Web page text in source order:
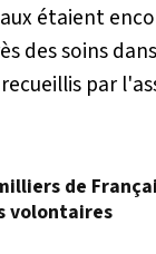
étaient
des soins
par
de
volontaires